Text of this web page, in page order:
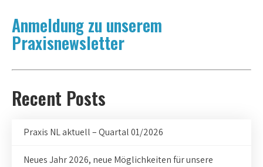
Anmeldung zu unserem
Praxisnewsletter
Recent Posts
Praxis NL aktuell – Quartal 01/2026
Neues Jahr 2026, neue Möglichkeiten für unsere